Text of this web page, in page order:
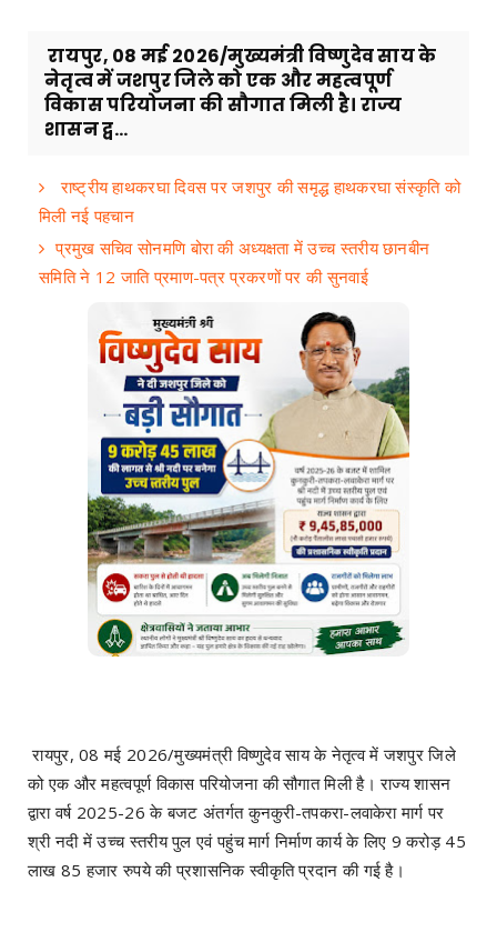
रायपुर, 08 मई 2026/मुख्यमंत्री विष्णुदेव साय के
नेतृत्व में जशपुर जिले को एक और महत्वपूर्ण
विकास परियोजना की सौगात मिली है। राज्य
शासन द्व...
राष्ट्रीय हाथकरघा दिवस पर जशपुर की समृद्ध हाथकरघा संस्कृति को
मिली नई पहचान
प्रमुख सचिव सोनमणि बोरा की अध्यक्षता में उच्च स्तरीय छानबीन
समिति ने 12 जाति प्रमाण-पत्र प्रकरणों पर की सुनवाई
रायपुर, 08 मई 2026/मुख्यमंत्री विष्णुदेव साय के नेतृत्व में जशपुर जिले
को एक और महत्वपूर्ण विकास परियोजना की सौगात मिली है। राज्य शासन
द्वारा वर्ष 2025-26 के बजट अंतर्गत कुनकुरी-तपकरा-लवाकेरा मार्ग पर
श्री नदी में उच्च स्तरीय पुल एवं पहुंच मार्ग निर्माण कार्य के लिए 9 करोड़ 45
लाख 85 हजार रुपये की प्रशासनिक स्वीकृति प्रदान की गई है।